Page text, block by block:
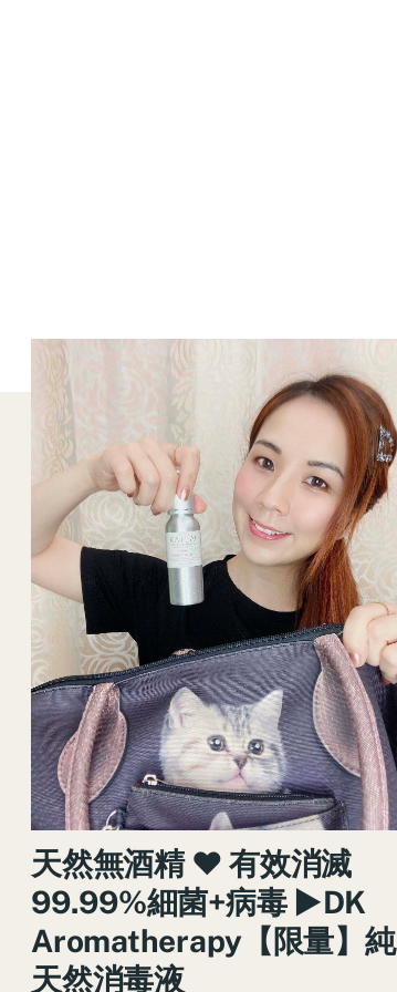
天然無酒精 ♥ 有效消滅
99.99%細菌+病毒 ►DK
Aromatherapy【限量】純
天然消毒液